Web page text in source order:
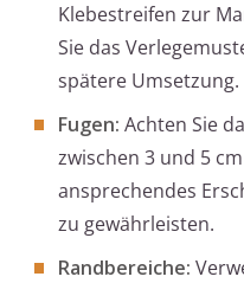
Klebestreifen zur
Sie das
spätere Umsetzung.
Fugen: Achten Sie
zwischen 3 und 5
ansprechendes
zu gewährleisten.
Randbereiche: